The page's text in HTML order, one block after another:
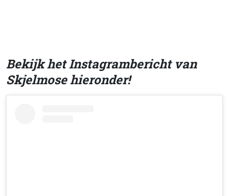
Bekijk het Instagrambericht van
Skjelmose hieronder!